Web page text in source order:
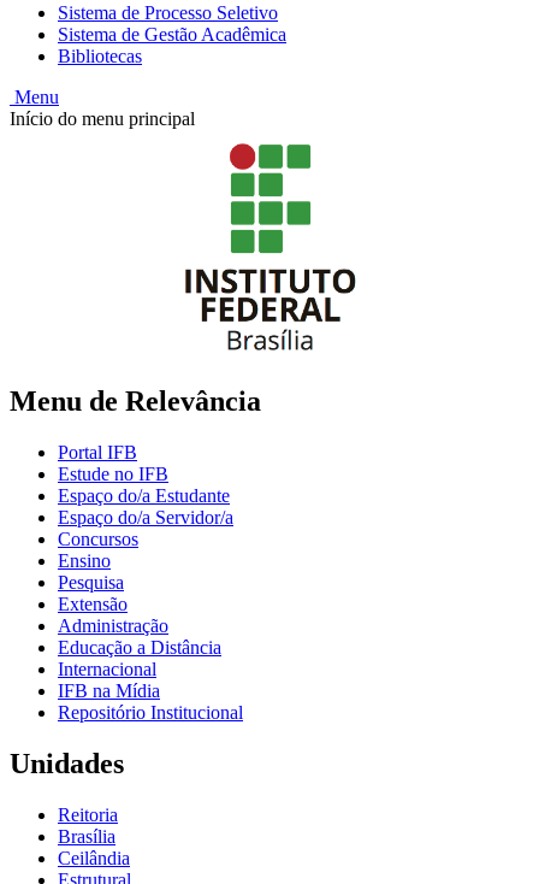
Sistema de Processo Seletivo
Sistema de Gestão Acadêmica
Bibliotecas
Menu
Início do menu principal
Menu de Relevância
Portal IFB
Estude no IFB
Espaço do/a Estudante
Espaço do/a Servidor/a
Concursos
Ensino
Pesquisa
Extensão
Administração
Educação a Distância
Internacional
IFB na Mídia
Repositório Institucional
Unidades
Reitoria
Brasília
Ceilândia
Estrutural